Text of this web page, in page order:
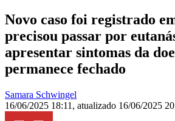
Novo caso foi registrado
precisou passar por
apresentar sintomas da
permanece fechado
Samara Schwingel
16/06/2025 18:11 , atualizado 16/06/2025